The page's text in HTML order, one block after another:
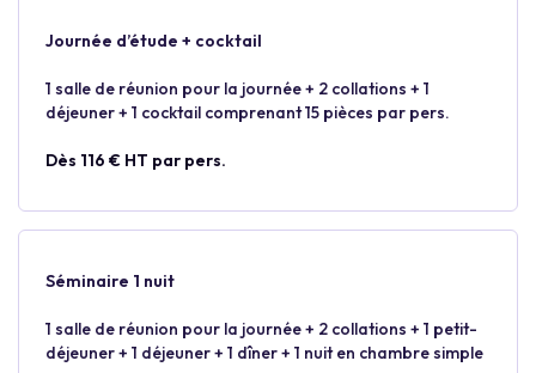
Journée d’étude + cocktail
1 salle de réunion pour la journée + 2 collations + 1
déjeuner + 1 cocktail comprenant 15 pièces par pers.
Dès 116 € HT par pers.
Séminaire 1 nuit
1 salle de réunion pour la journée + 2 collations + 1 petit-
déjeuner + 1 déjeuner + 1 dîner + 1 nuit en chambre simple